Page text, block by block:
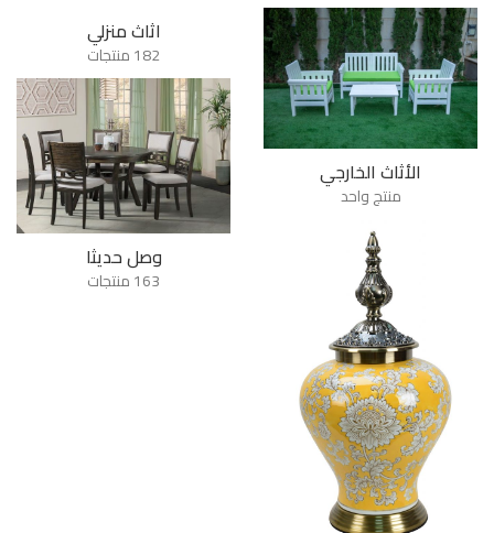
الأثاث الخارجي
منتج واحد
اثاث منزلي
182 منتجات
وصل حديثا
163 منتجات